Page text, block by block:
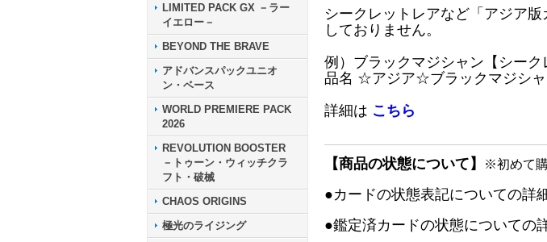
LIMITED PACK GX －ラー
イエロー－
BEYOND THE BRAVE
アドバンスパックユニオ
ン・ベース
WORLD PREMIERE PACK
2026
REVOLUTION BOOSTER
－トゥーン・ウィッチクラ
フト・破械
CHAOS ORIGINS
極光のライジング
シークレットレアなど「アジア
しておりません。
例）ブラックマジシャン【シー
品名 ☆アジア☆ブラックマジシャ
詳細は こちら
【商品の状態について】 ※初めて
●カードの状態表記についての詳
●鑑定済カードの状態についての